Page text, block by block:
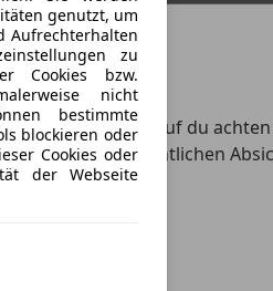
genutzt, um
Aufrechterhalten
zu
Cookies bzw.
nicht
bestimmte
blockieren oder
Cookies oder
der Webseite
zeigen dir, worauf du
bis hin zur rechtlichen